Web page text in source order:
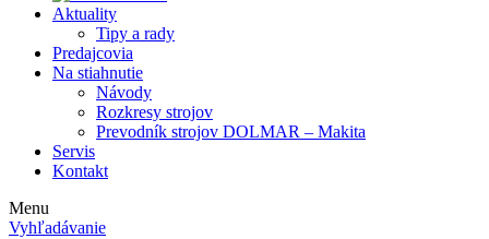
Aktuality
Tipy a rady
Predajcovia
Na stiahnutie
Návody
Rozkresy strojov
Prevodník strojov DOLMAR – Makita
Servis
Kontakt
Menu
Vyhľadávanie